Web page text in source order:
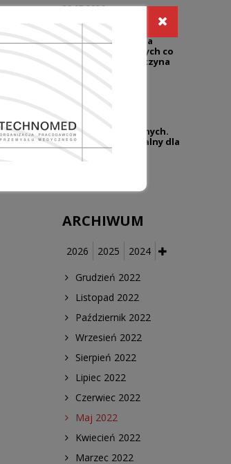
30.07.2026
Warsztaty | Dialog w
praktyka | Reklama
sklepów medycznych co
wolno, a gdzie zaczyna
niedozwolonych
klauzulach umownych.
Temat wciąż aktualny dla
branży wyrobów
medycznych
ARCHIWUM
2026 2025
2024
Grudzień 2022
Listopad 2022
Październik 2022
Wrzesień 2022
Sierpień 2022
Lipiec 2022
Czerwiec 2022
Maj 2022
Kwiecień 2022
Marzec 2022